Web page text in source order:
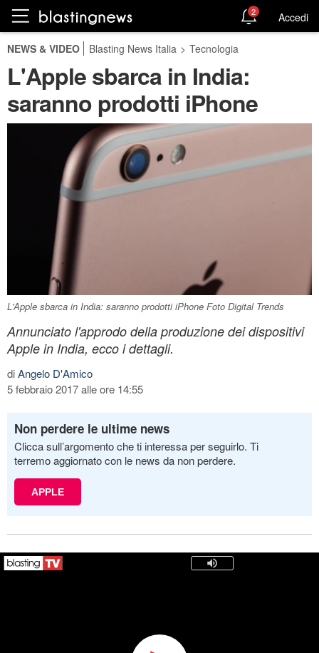
2 Accedi
NEWS & VIDEO Blasting News Italia > Tecnologia
L'Apple sbarca in India:
saranno prodotti iPhone
L'Apple sbarca in India: saranno prodotti iPhone Foto Digital Trends
Annunciato l'approdo della produzione dei dispositivi
Apple in India, ecco i dettagli.
diAngelo D'Amico
5 febbraio 2017 alle ore 14:55
Non perdere le ultime news
Clicca sull’argomento che ti interessa per seguirlo. Ti
terremo aggiornato con le news da non perdere.
APPLE